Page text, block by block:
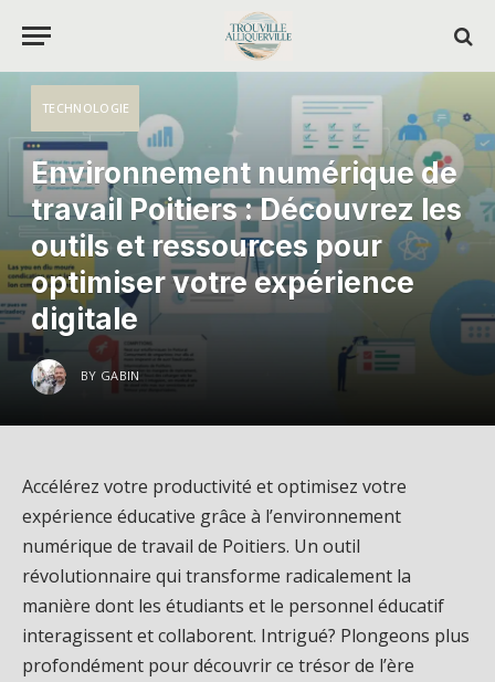
TECHNOLOGIE
Environnement numérique de
travail Poitiers : Découvrez les
outils et ressources pour
optimiser votre expérience
digitale
BY GABIN
Accélérez votre productivité et optimisez votre
expérience éducative grâce à l’environnement
numérique de travail de Poitiers. Un outil
révolutionnaire qui transforme radicalement la
manière dont les étudiants et le personnel éducatif
interagissent et collaborent. Intrigué? Plongeons plus
profondément pour découvrir ce trésor de l’ère